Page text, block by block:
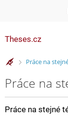
Theses.cz
>Práce na
Práce na
Práce na stejné